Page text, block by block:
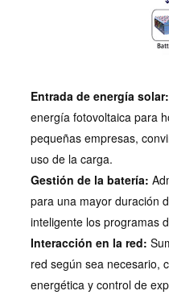
Entrada de energía solar:
energía fotovoltaica para
pequeñas empresas,
uso de la carga.
Gestión de la batería:
para una mayor duración
inteligente los programas
Interacción en la red:
red según sea necesario,
energética y control de